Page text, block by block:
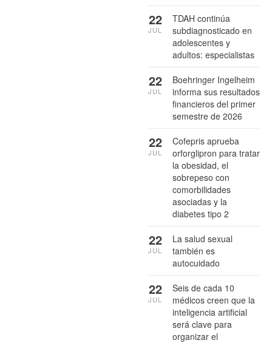
TDAH continúa
subdiagnosticado en
adolescentes y
adultos: especialistas
22
JUL
Boehringer Ingelheim
informa sus resultados
financieros del primer
semestre de 2026
22
JUL
Cofepris aprueba
orforglipron para tratar
la obesidad, el
sobrepeso con
comorbilidades
asociadas y la
diabetes tipo 2
22
JUL
La salud sexual
también es
autocuidado
22
JUL
Seis de cada 10
médicos creen que la
inteligencia artificial
será clave para
organizar el
22
JUL